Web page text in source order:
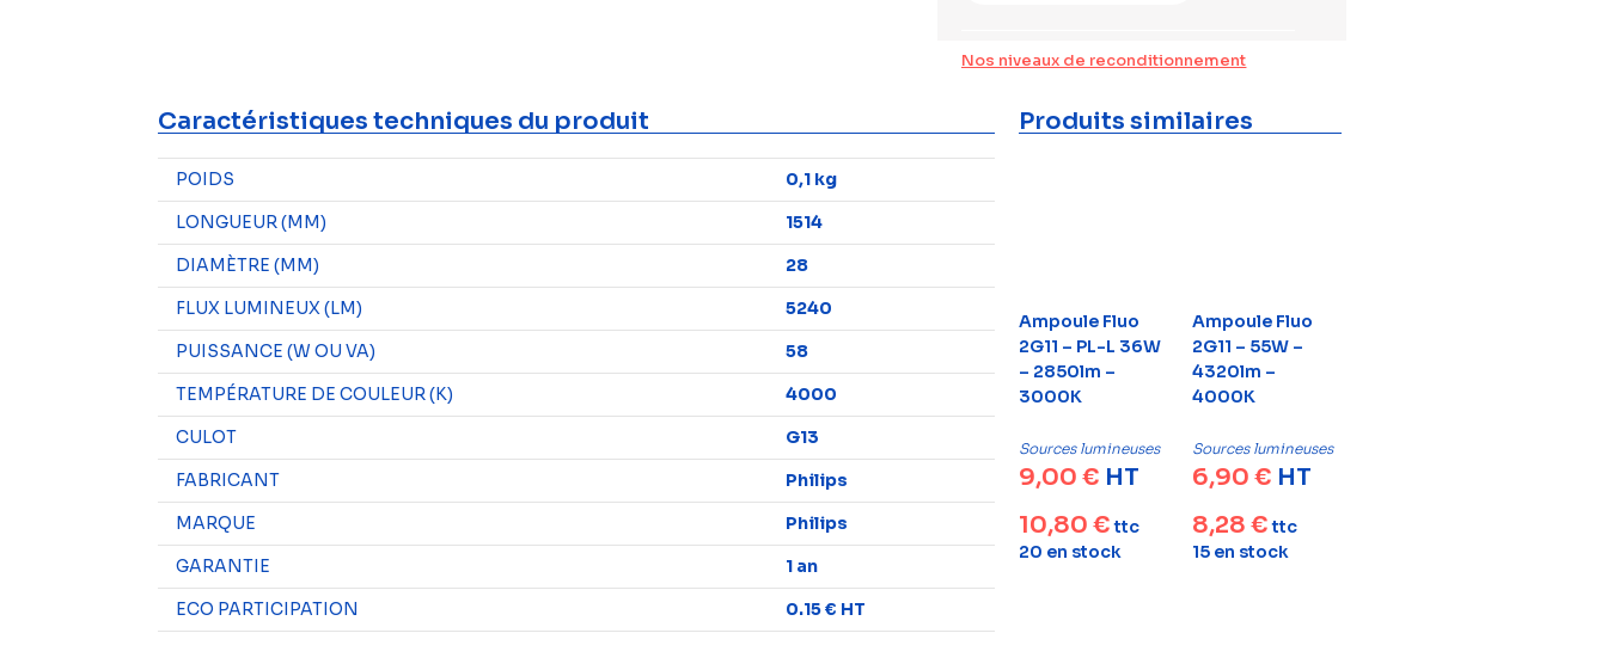
Nos niveaux de reconditionnement
Caractéristiques techniques du produit
POIDS
0,1 kg
LONGUEUR (MM)
1514
DIAMÈTRE (MM)
28
FLUX LUMINEUX (LM)
5240
PUISSANCE (W OU VA)
58
TEMPÉRATURE DE COULEUR (K)
4000
CULOT
G13
FABRICANT
Philips
MARQUE
Philips
GARANTIE
1 an
ECO PARTICIPATION
0.15 € HT
Produits similaires
Ampoule Fluo
2G11 – PL-L 36W
– 2850lm –
3000K
Sources lumineuses
9,00 € HT
10,80 €ttc
20 en stock
Ampoule Fluo
2G11 – 55W –
4320lm –
4000K
Sources lumineuses
6,90 € HT
8,28 €ttc
15 en stock